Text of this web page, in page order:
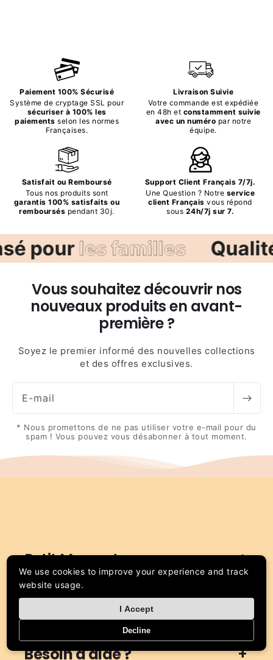
Paiement 100% Sécurisé
Système de cryptage SSL pour
sécuriser à 100% les
paiements selon les normes
Françaises.
Livraison Suivie
Votre commande est expédiée
en 48h et constamment suivie
avec un numéro par notre
équipe.
Satisfait ou Remboursé
Tous nos produits sont
garantis 100% satisfaits ou
remboursés pendant 30j.
Support Client Français 7/7j.
Une Question ? Notre service
client Français vous répond
sous 24h/7j sur 7.
familles Qualité &
Vous souhaitez découvrir nos
nouveaux produits en avant-
première ?
Soyez le premier informé des nouvelles collections
et des offres exclusives.
E-mail
* Nous promettons de ne pas utiliser votre e-mail pour du
spam ! Vous pouvez vous désabonner à tout moment.
Petit Marmot
Besoin d'aide ?
We use cookies to improve your experience and track
website usage.
I Accept
Decline